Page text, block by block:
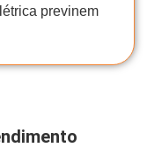
previnem